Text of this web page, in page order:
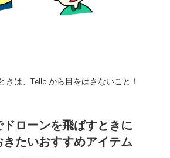
きは、Tello から目をはさないこと！
ドローンを飛ばすときに
きたいおすすめアイテム